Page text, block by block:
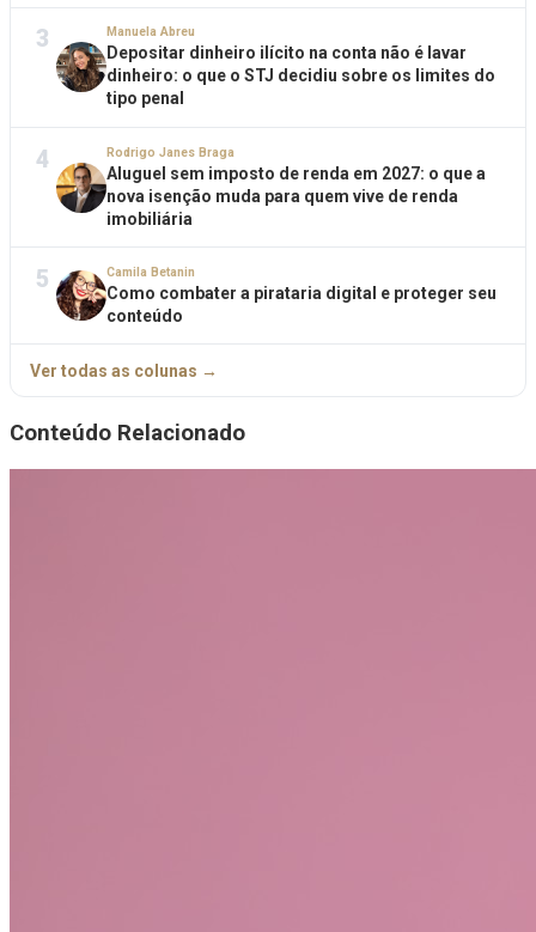
3 Manuela Abreu
Depositar dinheiro ilícito na conta não é lavar
dinheiro: o que o STJ decidiu sobre os limites do
tipo penal
4 Rodrigo Janes Braga
Aluguel sem imposto de renda em 2027: o que a
nova isenção muda para quem vive de renda
imobiliária
5 Camila Betanin
Como combater a pirataria digital e proteger seu
conteúdo
Ver todas as colunas →
Conteúdo Relacionado